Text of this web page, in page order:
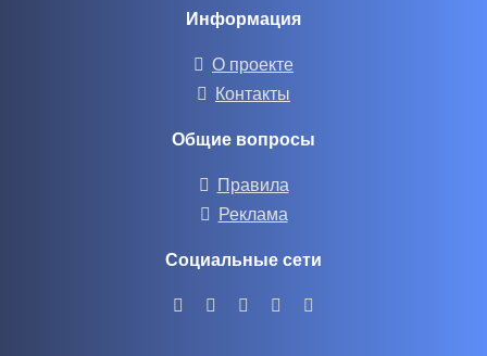
Информация
О проекте
Контакты
Общие вопросы
Правила
Реклама
Социальные сети